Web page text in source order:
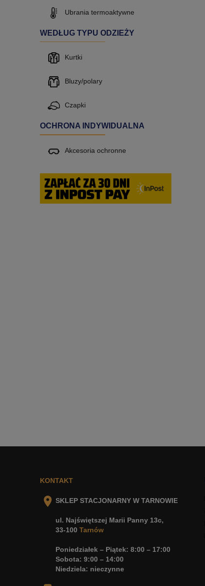
Ubrania termoaktywne
WEDŁUG TYPU ODZIEŻY
Kurtki
Bluzy/polary
Czapki
OCHRONA INDYWIDUALNA
Akcesoria ochronne
KONTAKT
SKLEP STACJONARNY W TARNOWIE
ul. Najświętszej Marii Panny 13c,
33-100 Tarnów
Poniedziałek – Piątek: 8:00 – 17:00
Sobota: 9:00 – 14:00
Niedziela: nieczynne